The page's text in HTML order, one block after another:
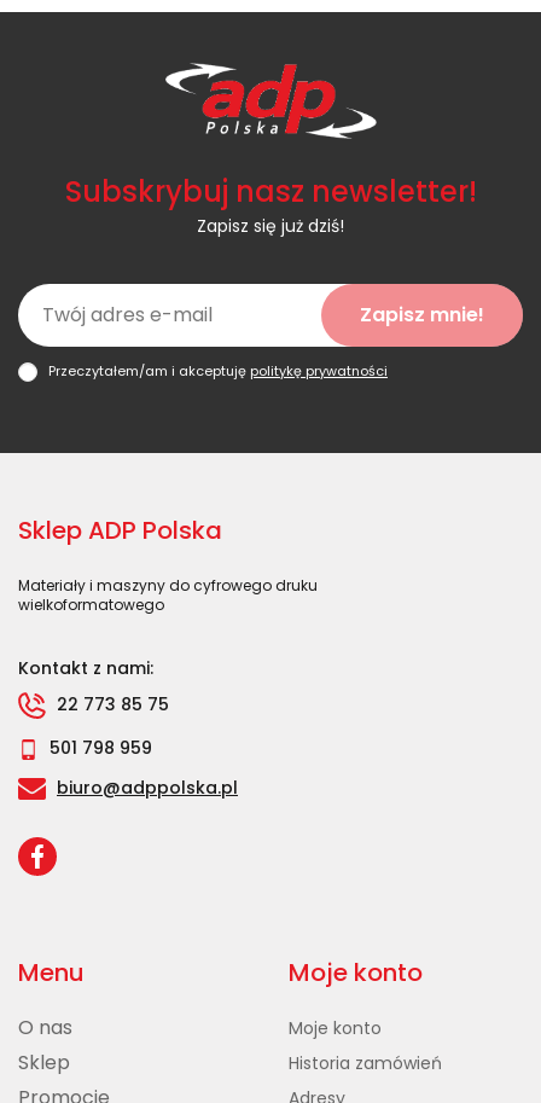
Subskrybuj nasz newsletter!
Zapisz się już dziś!
Zapisz mnie!
Przeczytałem/am i akceptuję politykę prywatności
Sklep ADP Polska
Materiały i maszyny do cyfrowego druku
wielkoformatowego
Kontakt z nami:
22 773 85 75
501 798 959
biuro@adppolska.pl
Menu
O nas
Sklep
Promocje
Moje konto
Moje konto
Historia zamówień
Adresy